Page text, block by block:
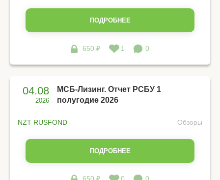
ПОДРОБНЕЕ
650 ₽ 1 0
04.08
2026
МСБ-Лизинг. Отчет РСБУ 1
полугодие 2026
NZT RUSFOND Обзоры
ПОДРОБНЕЕ